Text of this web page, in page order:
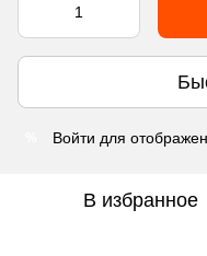
Войти для
В избранное